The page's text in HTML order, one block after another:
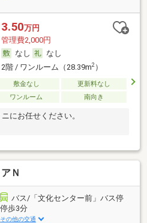
3.50万円
管理費2,000円
なし
なし
2階 / ワンルーム（28.39m2）
敷金なし
更新料なし
ワンルーム 南向き
にお任せください。
Ｎ
バス/「文化センター前」バス停
停歩3分
その他の交通